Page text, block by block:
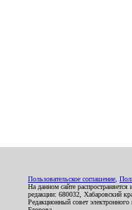
Пользовательское соглашение
На данном сайте
редакции: 680032, Хабаровский
Редакционный совет